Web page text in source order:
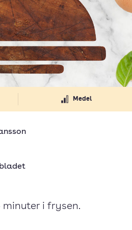
Medel
i frysen.